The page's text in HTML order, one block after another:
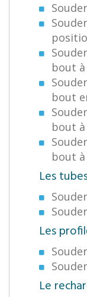
bout
bout
bout
bout
Les
Les
Le